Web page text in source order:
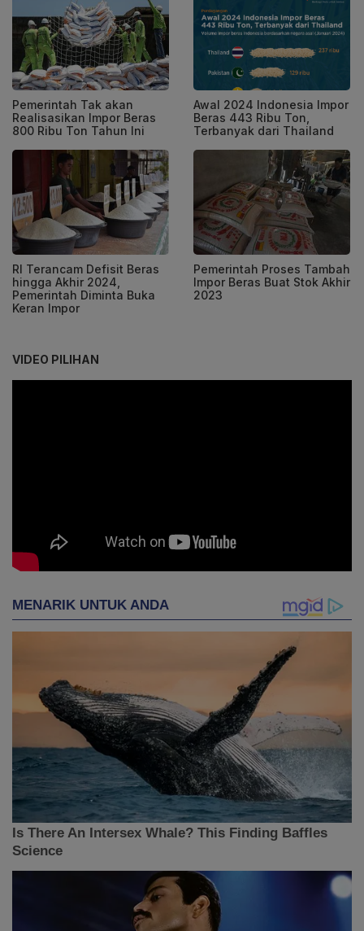
Pemerintah Tak akan
Realisasikan Impor Beras
800 Ribu Ton Tahun Ini
Awal 2024 Indonesia Impor
Beras 443 Ribu Ton,
Terbanyak dari Thailand
RI Terancam Defisit Beras
hingga Akhir 2024,
Pemerintah Diminta Buka
Keran Impor
Pemerintah Proses Tambah
Impor Beras Buat Stok Akhir
2023
VIDEO PILIHAN